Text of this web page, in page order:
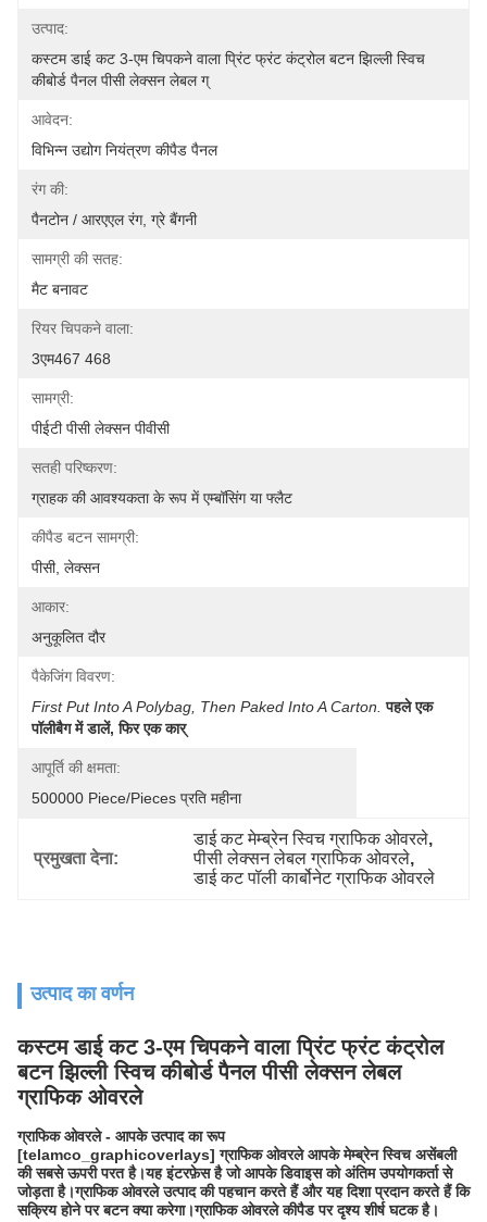
उत्पाद:
कस्टम डाई कट 3-एम चिपकने वाला प्रिंट फ्रंट कंट्रोल बटन झिल्ली स्विच
कीबोर्ड पैनल पीसी लेक्सन लेबल ग्
आवेदन:
विभिन्न उद्योग नियंत्रण कीपैड पैनल
रंग की:
पैनटोन / आरएएल रंग, ग्रे बैंगनी
सामग्री की सतह:
मैट बनावट
रियर चिपकने वाला:
3एम467 468
सामग्री:
पीईटी पीसी लेक्सन पीवीसी
सतही परिष्करण:
ग्राहक की आवश्यकता के रूप में एम्बॉसिंग या फ्लैट
कीपैड बटन सामग्री:
पीसी, लेक्सन
आकार:
अनुकूलित दौर
पैकेजिंग विवरण:
First Put Into A Polybag, Then Paked Into A Carton. पहले एक
पॉलीबैग में डालें, फिर एक कार्
आपूर्ति की क्षमता:
500000 Piece/Pieces प्रति महीना
प्रमुखता देना:
डाई कट मेम्ब्रेन स्विच ग्राफिक ओवरले,
पीसी लेक्सन लेबल ग्राफिक ओवरले,
डाई कट पॉली कार्बोनेट ग्राफिक ओवरले
उत्पाद का वर्णन
कस्टम डाई कट 3-एम चिपकने वाला प्रिंट फ्रंट कंट्रोल
बटन झिल्ली स्विच कीबोर्ड पैनल पीसी लेक्सन लेबल
ग्राफिक ओवरले
ग्राफिक ओवरले - आपके उत्पाद का रूप
[telamco_graphicoverlays] ग्राफिक ओवरले आपके मेम्ब्रेन स्विच असेंबली
की सबसे ऊपरी परत है।यह इंटरफ़ेस है जो आपके डिवाइस को अंतिम उपयोगकर्ता से
जोड़ता है।ग्राफिक ओवरले उत्पाद की पहचान करते हैं और यह दिशा प्रदान करते हैं कि
सक्रिय होने पर बटन क्या करेगा।ग्राफिक ओवरले कीपैड पर दृश्य शीर्ष घटक है।